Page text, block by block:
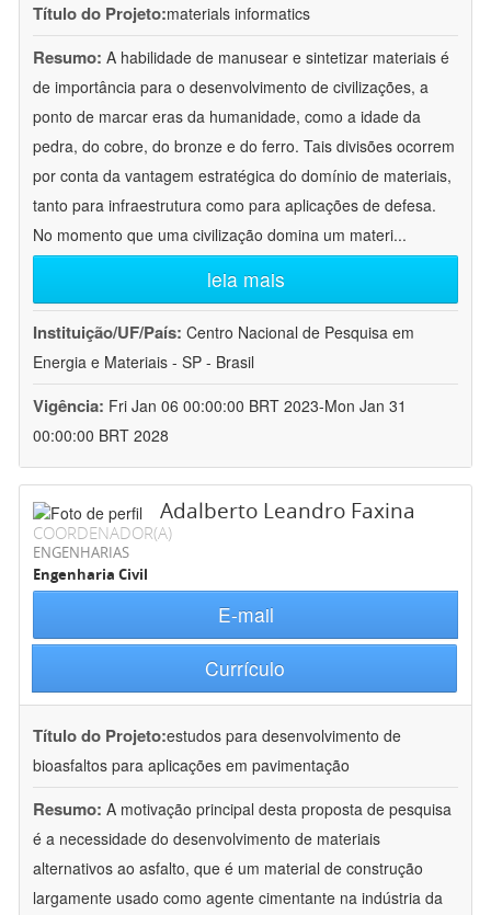
Título do Projeto:materials informatics
Resumo: A habilidade de manusear e sintetizar materiais é
de importância para o desenvolvimento de civilizações, a
ponto de marcar eras da humanidade, como a idade da
pedra, do cobre, do bronze e do ferro. Tais divisões ocorrem
por conta da vantagem estratégica do domínio de materiais,
tanto para infraestrutura como para aplicações de defesa.
No momento que uma civilização domina um materi...
leia mais
Instituição/UF/País: Centro Nacional de Pesquisa em
Energia e Materiais - SP - Brasil
Vigência: Fri Jan 06 00:00:00 BRT 2023-Mon Jan 31
00:00:00 BRT 2028
Adalberto Leandro Faxina
COORDENADOR(A)
ENGENHARIAS
Engenharia Civil
E-mail
Currículo
Título do Projeto:estudos para desenvolvimento de
bioasfaltos para aplicações em pavimentação
Resumo: A motivação principal desta proposta de pesquisa
é a necessidade do desenvolvimento de materiais
alternativos ao asfalto, que é um material de construção
largamente usado como agente cimentante na indústria da